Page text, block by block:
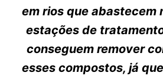
em rios que abastecem
estações de
conseguem remover
esses compostos, já